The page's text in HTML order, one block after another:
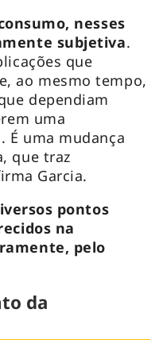
nesses
subjetiva.
que
ao mesmo tempo,
dependiam
uma
É uma mudança
que traz
Garcia.
pontos
na
pelo
da